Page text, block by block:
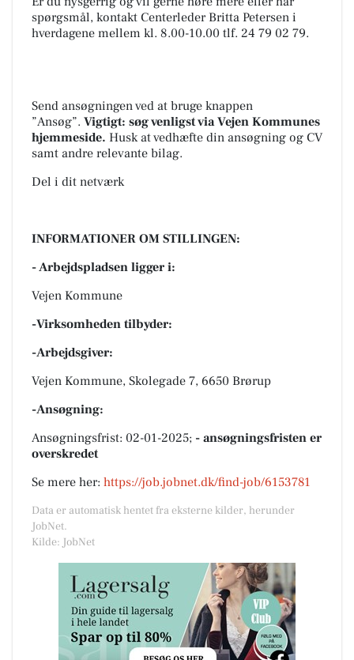
spørgsmål, kontakt Centerleder Britta Petersen i
hverdagene mellem kl. 8.00-10.00 tlf. 24 79 02 79.
Send ansøgningen ved at bruge knappen
”Ansøg”. Vigtigt: søg venligst via Vejen Kommunes
hjemmeside. Husk at vedhæfte din ansøgning og CV
samt andre relevante bilag.
Del i dit netværk
INFORMATIONER OM STILLINGEN:
- Arbejdspladsen ligger i:
Vejen Kommune
-Virksomheden tilbyder:
-Arbejdsgiver:
Vejen Kommune, Skolegade 7, 6650 Brørup
-Ansøgning:
Ansøgningsfrist: 02-01-2025; - ansøgningsfristen er
overskredet
Se mere her: https://job.jobnet.dk/find-job/6153781
Data er automatisk hentet fra eksterne kilder, herunder
JobNet.
Kilde: JobNet